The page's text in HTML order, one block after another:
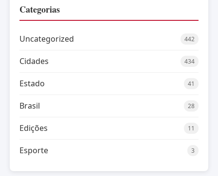
Categorias
Uncategorized 442
Cidades 434
Estado 41
Brasil 28
Edições 11
Esporte 3